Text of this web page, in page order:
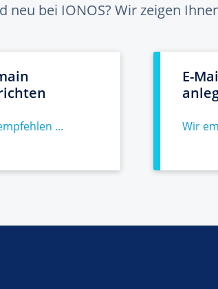
neu bei IONOS? Wir zeigen
...
E-
Wir